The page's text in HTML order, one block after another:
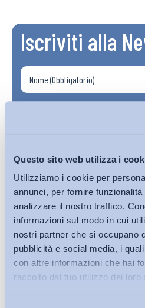
Questo sito web utilizza i
Utilizziamo i cookie per
annunci, per fornire
analizzare il nostro traffico.
informazioni sul modo in cui
nostri partner che si occupano
pubblicità e social media, i
con altre informazioni che hai
raccolto dal tuo utilizzo dei loro
Iscriviti alla